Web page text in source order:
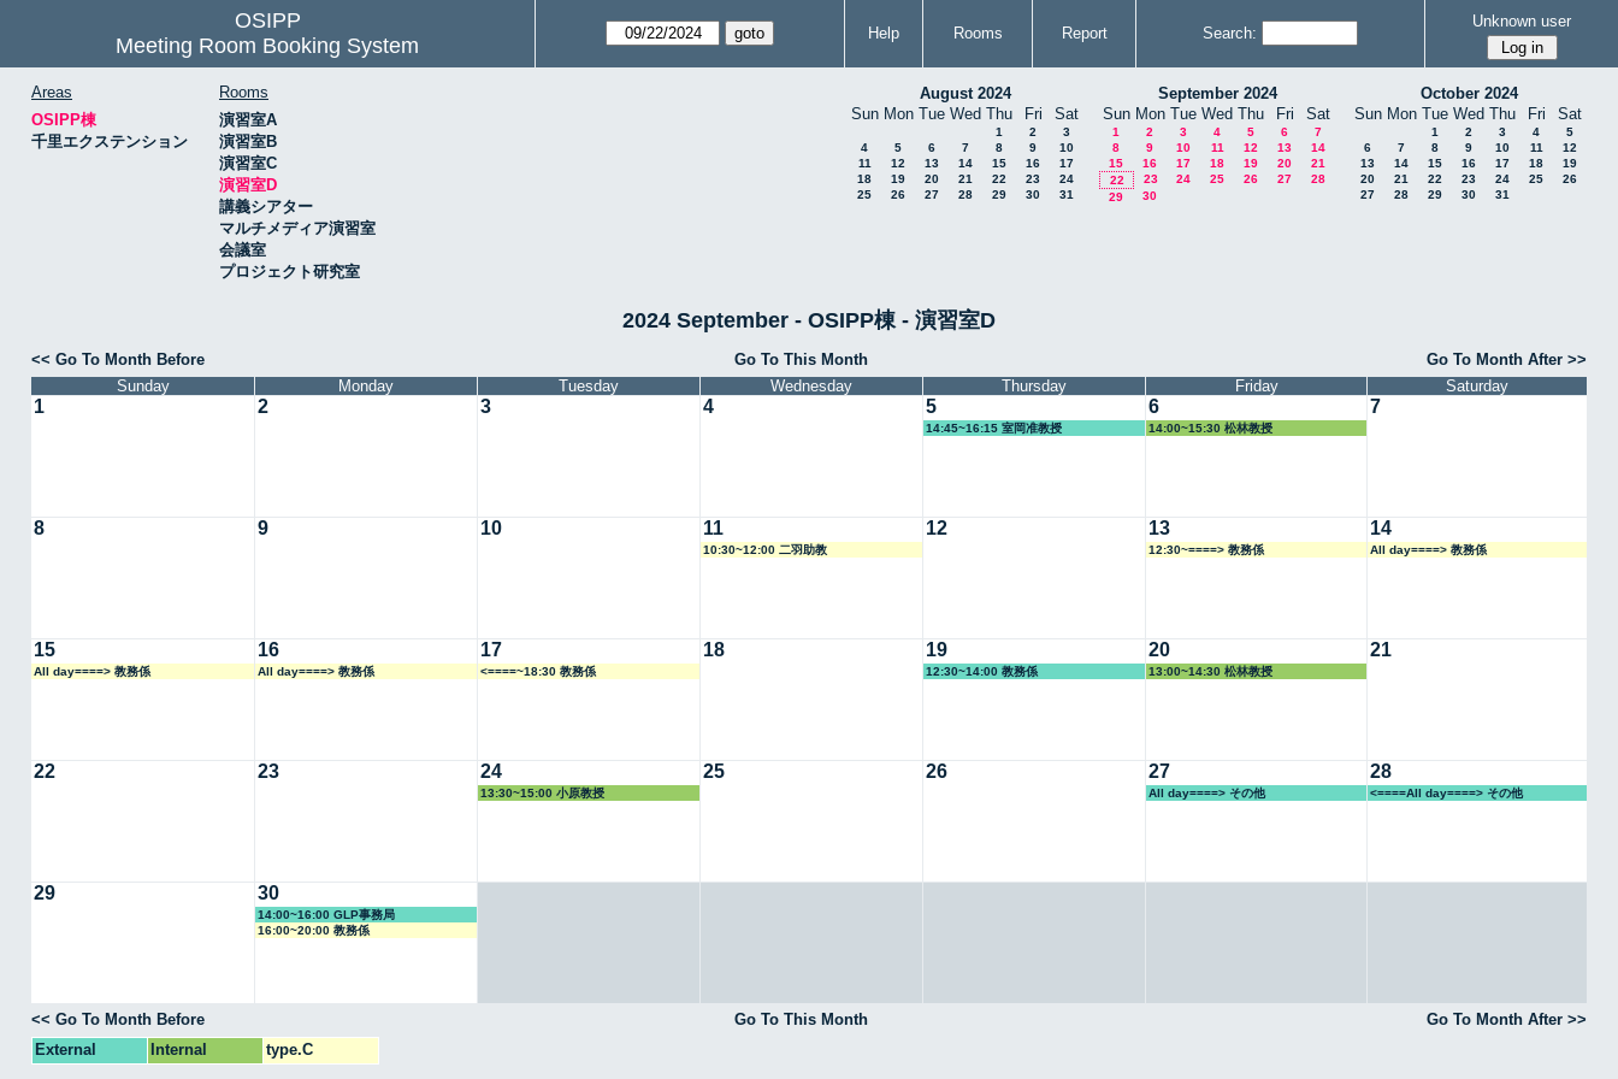
OSIPP
Meeting Room Booking System
Help Rooms Report Search:
Unknown user
Areas
OSIPP棟
千里エクステンション
Rooms
演習室A
演習室B
演習室C
演習室D
講義シアター
マルチメディア演習室
会議室
プロジェクト研究室
August 2024
Sun Mon Tue Wed Thu Fri Sat
1 2
3
4
5 6 7 8 9
10
11
12 13 14 15 16
17
18
19 20 21 22 23
24
25
26 27 28 29 30 31
September 2024
Sun Mon Tue Wed Thu Fri Sat
1 2 3 4 5 6
7
8
9 10 11 12 13
14
15
16 17 18 19 20
21
22
23 24 25 26 27
28
29
30
October 2024
Sun Mon Tue Wed Thu Fri Sat
1 2 3 4
5
6
7 8 9 10 11
12
13
14 15 16 17 18
19
20
21 22 23 24 25
26
27
28 29 30 31
2024 September - OSIPP棟 - 演習室D
<< Go To Month Before Go To This Month
Go To Month After >>
Sunday
Monday Tuesday Wednesday Thursday Friday Saturday
1 2 3 4 5
14:45~16:15 室岡准教授
6
14:00~15:30 松林教授
7
8 9 10 11
10:30~12:00 二羽助教
12 13
12:30~====> 教務係
14
All day====> 教務係
15
All day====> 教務係
16
All day====> 教務係
17
<====~18:30 教務係
18 19
12:30~14:00 教務係
20
13:00~14:30 松林教授
21
22 23 24
13:30~15:00 小原教授
25 26 27
All day====> その他
28
<====All day====> その他
29 30
14:00~16:00 GLP事務局
16:00~20:00 教務係
<< Go To Month Before Go To This Month
Go To Month After >>
External
Internal type.C